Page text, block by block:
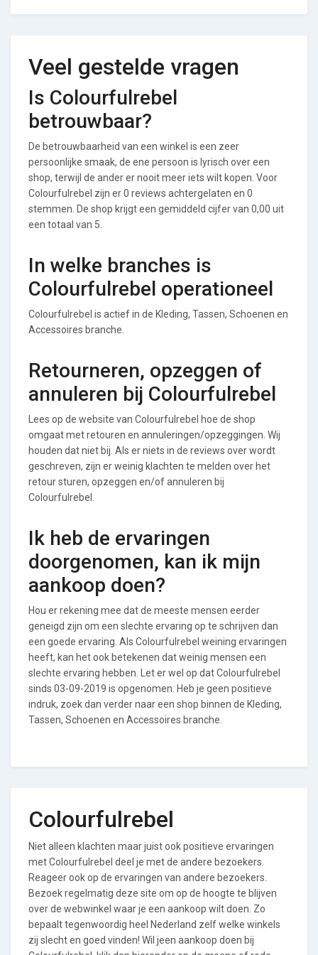
Veel gestelde vragen
Is Colourfulrebel
betrouwbaar?
De betrouwbaarheid van een winkel is een zeer
persoonlijke smaak, de ene persoon is lyrisch over een
shop, terwijl de ander er nooit meer iets wilt kopen. Voor
Colourfulrebel zijn er 0 reviews achtergelaten en 0
stemmen. De shop krijgt een gemiddeld cijfer van 0,00 uit
een totaal van 5.
In welke branches is
Colourfulrebel operationeel
Colourfulrebel is actief in de Kleding, Tassen, Schoenen en
Accessoires branche.
Retourneren, opzeggen of
annuleren bij Colourfulrebel
Lees op de website van Colourfulrebel hoe de shop
omgaat met retouren en annuleringen/opzeggingen. Wij
houden dat niet bij. Als er niets in de reviews over wordt
geschreven, zijn er weinig klachten te melden over het
retour sturen, opzeggen en/of annuleren bij
Colourfulrebel.
Ik heb de ervaringen
doorgenomen, kan ik mijn
aankoop doen?
Hou er rekening mee dat de meeste mensen eerder
geneigd zijn om een slechte ervaring op te schrijven dan
een goede ervaring. Als Colourfulrebel weining ervaringen
heeft, kan het ook betekenen dat weinig mensen een
slechte ervaring hebben. Let er wel op dat Colourfulrebel
sinds 03-09-2019 is opgenomen. Heb je geen positieve
indruk, zoek dan verder naar een shop binnen de Kleding,
Tassen, Schoenen en Accessoires branche.
Colourfulrebel
Niet alleen klachten maar juist ook positieve ervaringen
met Colourfulrebel deel je met de andere bezoekers.
Reageer ook op de ervaringen van andere bezoekers.
Bezoek regelmatig deze site om op de hoogte te blijven
over de webwinkel waar je een aankoop wilt doen. Zo
bepaalt tegenwoordig heel Nederland zelf welke winkels
zij slecht en goed vinden! Wil jeen aankoop doen bij